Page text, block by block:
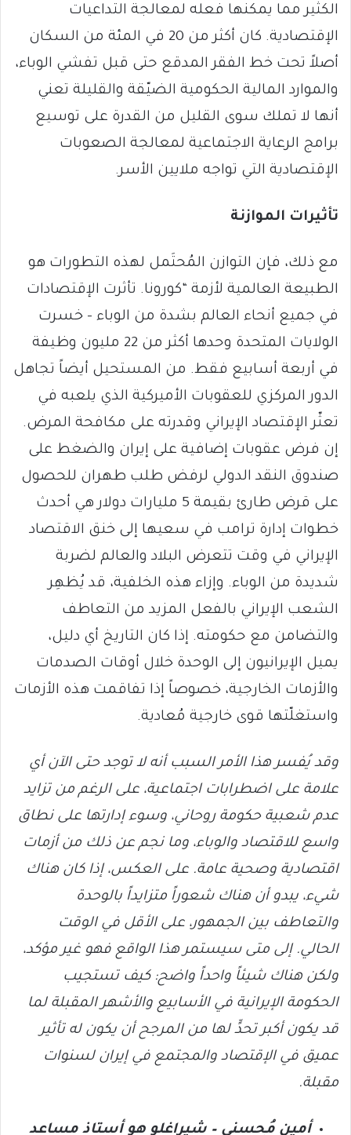
الكثير مما يمكنها فعله لمعالجة التداعيات
الإقتصادية. كان أكثر من 20 في المئة من السكان
أصلاً تحت خط الفقر المدقع حتى قبل تفشي الوباء،
والموارد المالية الحكومية الضيّقة والقليلة تعني
أنها لا تملك سوى القليل من القدرة على توسيع
برامج الرعاية الاجتماعية لمعالجة الصعوبات
الإقتصادية التي تواجه ملايين الأسر.
تأثيرات الموازنة
مع ذلك، فإن التوازن المُحتَمل لهذه التطورات هو
الطبيعة العالمية لأزمة “كورونا. تأثرت الإقتصادات
في جميع أنحاء العالم بشدة من الوباء – خسرت
الولايات المتحدة وحدها أكثر من 22 مليون وظيفة
في أربعة أسابيع فقط. من المستحيل أيضاً تجاهل
الدور المركزي للعقوبات الأميركية الذي يلعبه في
تعثّر الإقتصاد الإيراني وقدرته على مكافحة المرض.
إن فرض عقوبات إضافية على إيران والضغط على
صندوق النقد الدولي لرفض طلب طهران للحصول
على قرض طارئ بقيمة 5 مليارات دولار هي أحدث
خطوات إدارة ترامب في سعيها إلى خنق الاقتصاد
الإيراني في وقت تتعرض البلاد والعالم لضربة
شديدة من الوباء. وإزاء هذه الخلفية، قد يُظهِر
الشعب الإيراني بالفعل المزيد من التعاطف
والتضامن مع حكومته. إذا كان التاريخ أي دليل،
يميل الإيرانيون إلى الوحدة خلال أوقات الصدمات
والأزمات الخارجية، خصوصاً إذا تفاقمت هذه الأزمات
واستغلّتها قوى خارجية مُعادية.
وقد يُفسر هذا الأمر السبب أنه لا توجد حتى الآن أي
علامة على اضطرابات اجتماعية، على الرغم من تزايد
عدم شعبية حكومة روحاني، وسوء إدارتها على نطاق
واسع للاقتصاد والوباء، وما نجم عن ذلك من أزمات
اقتصادية وصحية عامة. على العكس، إذا كان هناك
شيء، يبدو أن هناك شعوراً متزايداً بالوحدة
والتعاطف بين الجمهور، على الأقل في الوقت
الحالي. إلى متى سيستمر هذا الواقع فهو غير مؤكد،
ولكن هناك شيئاً واحداً واضح: كيف تستجيب
الحكومة الإيرانية في الأسابيع والأشهر المقبلة لما
قد يكون أكبر تحدٍّ لها من المرجح أن يكون له تأثير
عميق في الإقتصاد والمجتمع في إيران لسنوات
مقبلة.
أمين مُحِسني – شيراغلو هو أستاذ مساعد